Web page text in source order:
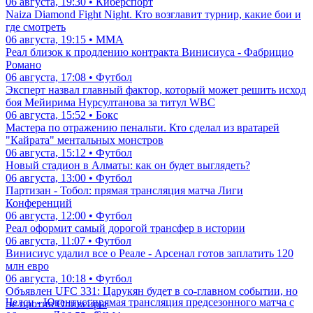
Naiza Diamond Fight Night. Кто возглавит турнир, какие бои и
где смотреть
06 августа, 19:15 • ММА
Реал близок к продлению контракта Винисиуса - Фабрицио
Романо
06 августа, 17:08 • Футбол
Эксперт назвал главный фактор, который может решить исход
боя Мейирима Нурсултанова за титул WBC
06 августа, 15:52 • Бокс
Мастера по отражению пенальти. Кто сделал из вратарей
"Кайрата" ментальных монстров
06 августа, 15:12 • Футбол
Новый стадион в Алматы: как он будет выглядеть?
06 августа, 13:00 • Футбол
Партизан - Тобол: прямая трансляция матча Лиги
Конференций
06 августа, 12:00 • Футбол
Реал оформит самый дорогой трансфер в истории
06 августа, 11:07 • Футбол
Винисиус удалил все о Реале - Арсенал готов заплатить 120
млн евро
06 августа, 10:18 • Футбол
Объявлен UFC 331: Царукян будет в со-главном событии, но
не против Оливейры
Челси - Ювентус: прямая трансляция предсезонного матча с